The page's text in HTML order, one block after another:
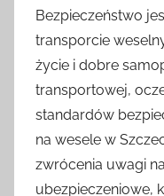
Bezpieczeństwo
transporcie
życie i dobre
transportowej,
standardów
na wesele w
zwrócenia uwagi
ubezpieczeniowe,